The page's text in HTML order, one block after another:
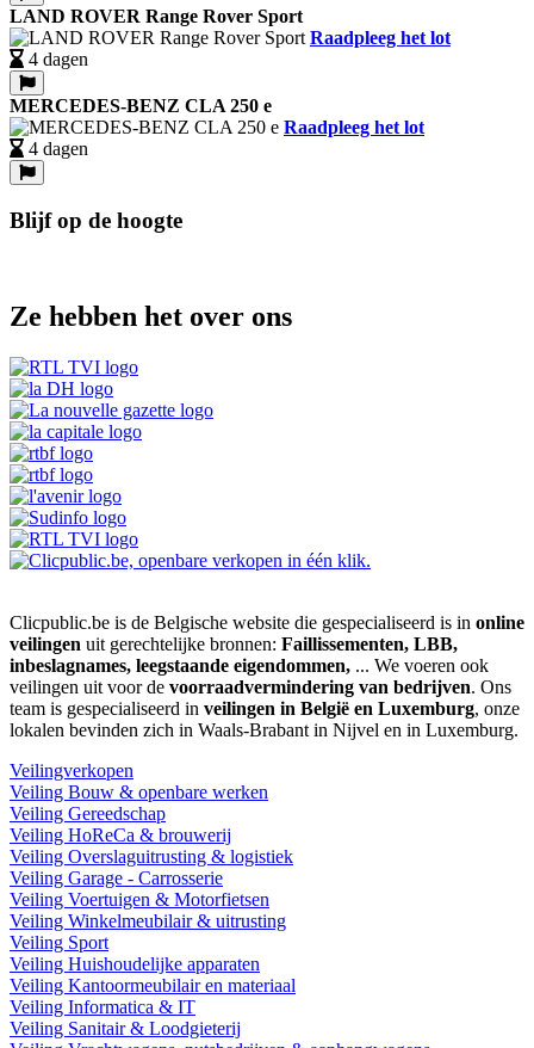
LAND ROVER Range Rover Sport
Raadpleeg het lot
4 dagen
MERCEDES-BENZ CLA 250 e
Raadpleeg het lot
4 dagen
Blijf op de hoogte
Ze hebben het over ons
Clicpublic.be is de Belgische website die gespecialiseerd is in online
veilingen uit gerechtelijke bronnen: Faillissementen, LBB,
inbeslagnames, leegstaande eigendommen, ... We voeren ook
veilingen uit voor de voorraadvermindering van bedrijven. Ons
team is gespecialiseerd in veilingen in België en Luxemburg, onze
lokalen bevinden zich in Waals-Brabant in Nijvel en in Luxemburg.
Veilingverkopen
Veiling Bouw & openbare werken
Veiling Gereedschap
Veiling HoReCa & brouwerij
Veiling Overslaguitrusting & logistiek
Veiling Garage - Carrosserie
Veiling Voertuigen & Motorfietsen
Veiling Winkelmeubilair & uitrusting
Veiling Sport
Veiling Huishoudelijke apparaten
Veiling Kantoormeubilair en materiaal
Veiling Informatica & IT
Veiling Sanitair & Loodgieterij